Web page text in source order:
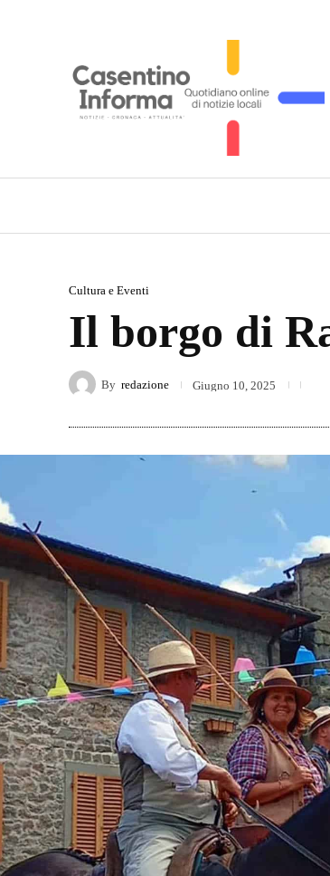
Cultura e Eventi
Il borgo di
By redazione Giugno 10, 2025